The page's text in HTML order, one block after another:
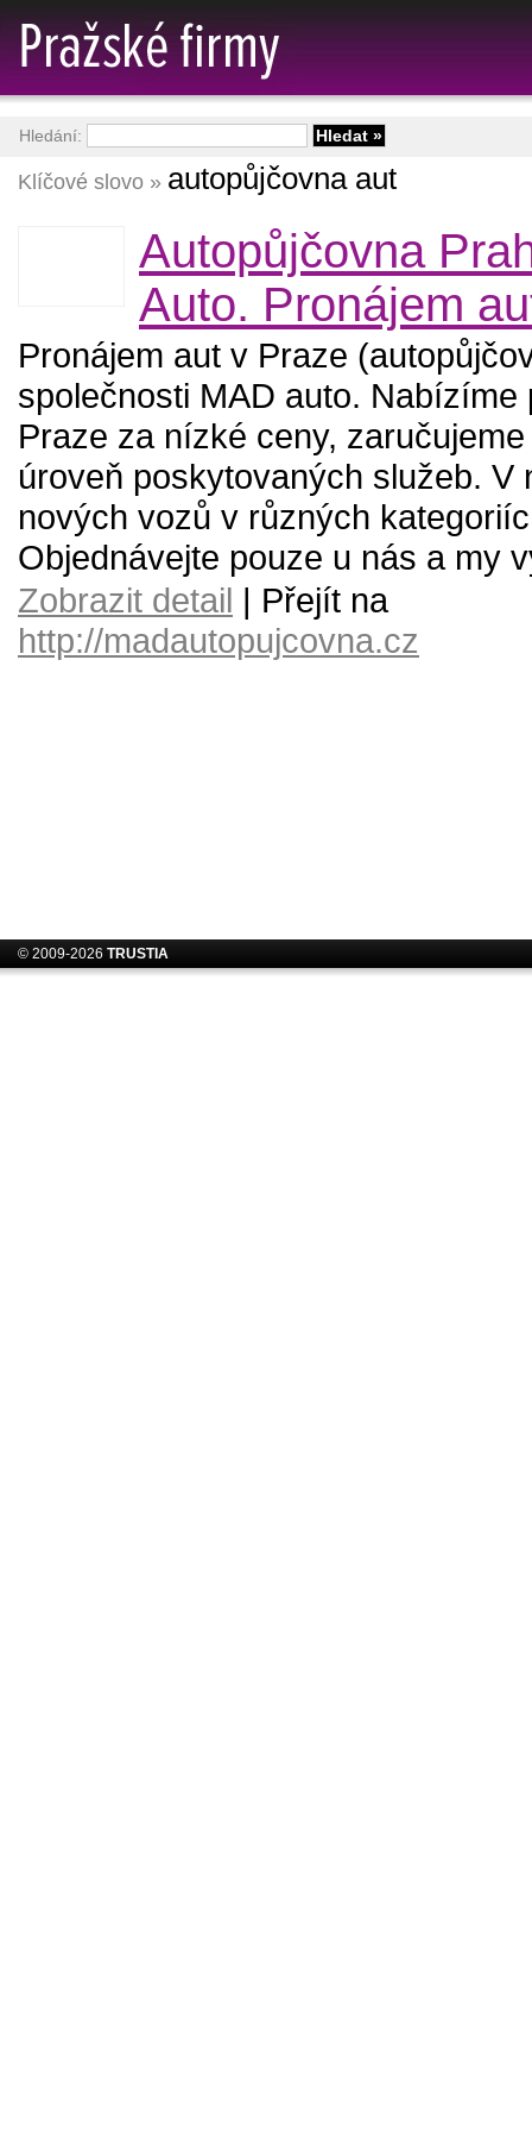
Klíčové slovo » autopůjčovna aut
Autopůjčovna
Auto. Pronájem
Pronájem aut v Praze
společnosti MAD auto. Nabízíme
Praze za nízké ceny,
úroveň poskytovaných služeb. V
nových vozů v různých
Objednávejte pouze u nás a my
Zobrazit detail | Přejít na
http://madautopujcovna.cz
Hledání:
© 2009-2026 TRUSTIA